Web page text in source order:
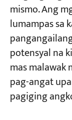
mismo. Ang
lumampas sa
potensyal na
mas malawak
pag-angat
pagiging